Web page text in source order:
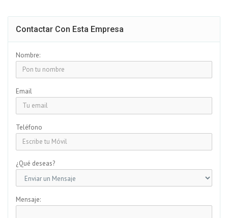
Contactar Con Esta Empresa
Nombre:
Email
Teléfono
¿Qué deseas?
Mensaje: